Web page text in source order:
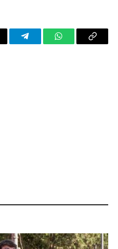
TelegramWhatsAppCopy